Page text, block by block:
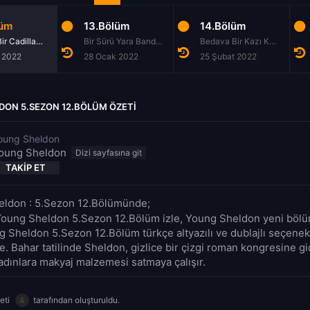
Pembe Bir Cadillac ve Şanlı Bir Kabile Dansı
2022
13.Bölüm
Bir Sürü Yara Bandı ve Cooper Teslimi
28 Ocak 2022
14.Bölüm
Bedava Bir Kazı Kazan ve Kadınsı Cazibe
25 Şubat 2022
5.SEZON 12.BÖLÜM ÖZETI
Sheldon
Sheldon
TAKIP ET
: 5.Sezon 12.Bölümünde;
Sheldon 5.Sezon 12.Bölüm izle, Young Sheldon yeni
Sheldon 5.Sezon 12.Bölüm türkçe altyazılı ve dublajlı
Bahar tatilinde Sheldon, gizlice bir çizgi roman kongresine
makyaj malzemesi satmaya çalışır.
tarafından oluşturuldu.